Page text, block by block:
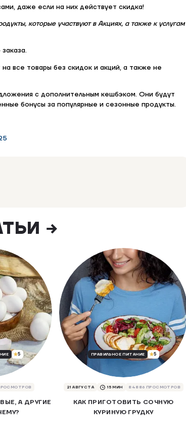
даже если на них действует скидка!
которые участвуют в Акциях, а также к услугам
все товары без скидок и акций, а также не
с дополнительным кешбэком. Они будут
бонусы за популярные и сезонные продукты.
5
А ДРУГИЕ
ПРАВИЛЬНОЕ ПИТАНИЕ 5
21 АВГУСТА 15 МИН 84886 ПРОСМОТРОВ
КАК ПРИГОТОВИТЬ СОЧНУЮ
КУРИНУЮ ГРУДКУ